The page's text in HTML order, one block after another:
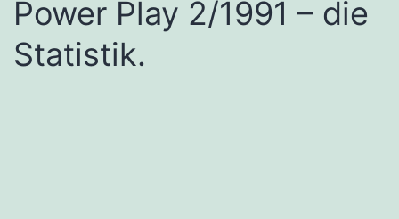
Power Play 2/1991 – die
Statistik.